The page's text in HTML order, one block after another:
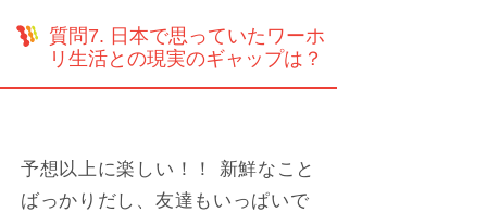
質問7. 日本で思っていたワーホ
リ生活との現実のギャップは？
予想以上に楽しい！！ 新鮮なこと
ばっかりだし、友達もいっぱいで